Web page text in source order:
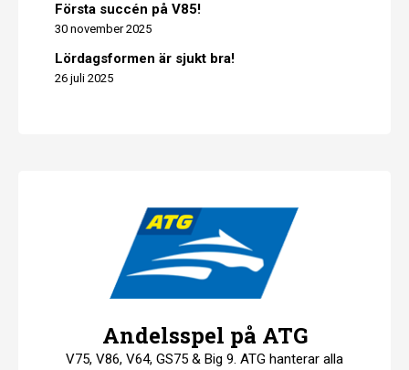
Första succén på V85!
30 november 2025
Lördagsformen är sjukt bra!
26 juli 2025
Andelsspel på ATG
V75, V86, V64, GS75 & Big 9. ATG hanterar alla